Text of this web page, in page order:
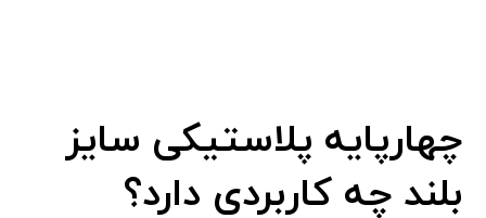
چهارپایه پلاستیکی سایز
بلند چه کاربردی دارد؟